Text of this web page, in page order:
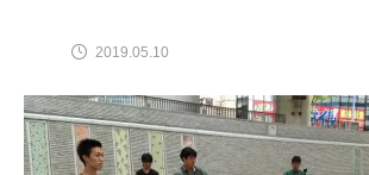
2019.05.10